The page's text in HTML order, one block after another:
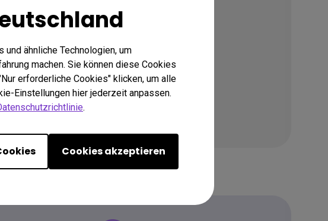
ähnliche Technologien, um
machen. Sie können diese Cookies
erforderliche Cookies" klicken, um alle
Einstellungen hier jederzeit anpassen.
.
Cookies akzeptieren